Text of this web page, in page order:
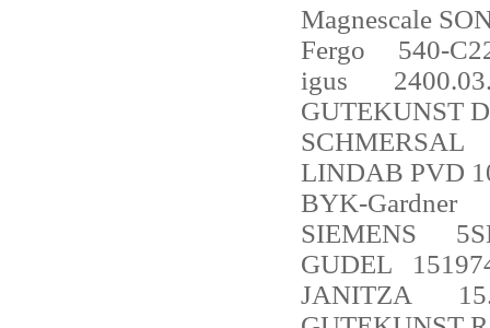
Magnescale
Fergo
540-
igus
GUTEKUNST
SCHMERSAL
LINDAB PVD
BYK-Gardner
SIEMENS
GUDEL
JANITZA